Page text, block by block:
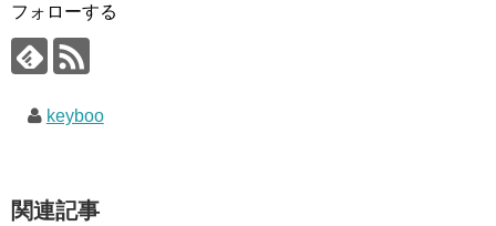
フォローする
keyboo
関連記事